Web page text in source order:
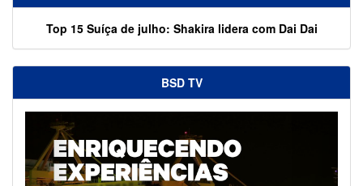
Top 15 Suíça de julho: Shakira lidera com Dai Dai
BSD TV